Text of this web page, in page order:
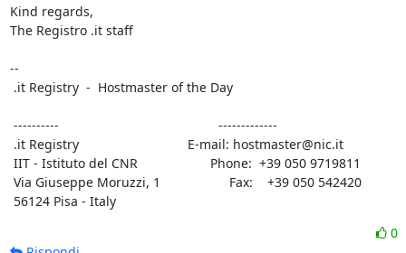
Kind regards,
The Registro .it staff
--
56124 Pisa - Italy
0